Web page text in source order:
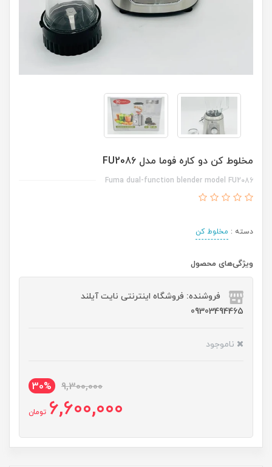
مخلوط کن دو کاره فوما مدل FU2086
Fuma dual-function blender model FU2086
دسته : مخلوط کن
ویژگی‌های محصول
فروشنده: فروشگاه اینترنتی نایت آیلند
09303494465
ناموجود
9,300,000
30%
6,600,000 تومان